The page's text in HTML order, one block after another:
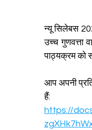
न्यू सिलेबस
उच्च गुणवत्ता
पाठ्यक्रम को
आप अपनी
हैं:
https://